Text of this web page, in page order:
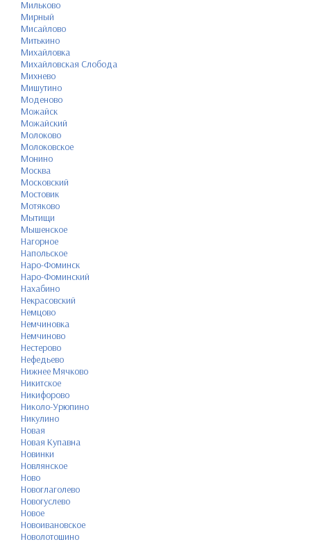
Мильково
Мирный
Мисайлово
Митькино
Михайловка
Михайловская Слобода
Михнево
Мишутино
Моденово
Можайск
Можайский
Молоково
Молоковское
Монино
Москва
Московский
Мостовик
Мотяково
Мытищи
Мышенское
Нагорное
Напольское
Наро-Фоминск
Наро-Фоминский
Нахабино
Некрасовский
Немцово
Немчиновка
Немчиново
Нестерово
Нефедьево
Нижнее Мячково
Никитское
Никифорово
Николо-Урюпино
Никулино
Новая
Новая Купавна
Новинки
Новлянское
Ново
Новоглаголево
Новогуслево
Новое
Новоивановское
Новолотошино